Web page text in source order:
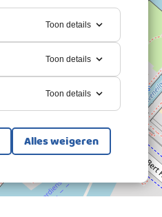
Toon details
Toon details
Toon details
Alles weigeren